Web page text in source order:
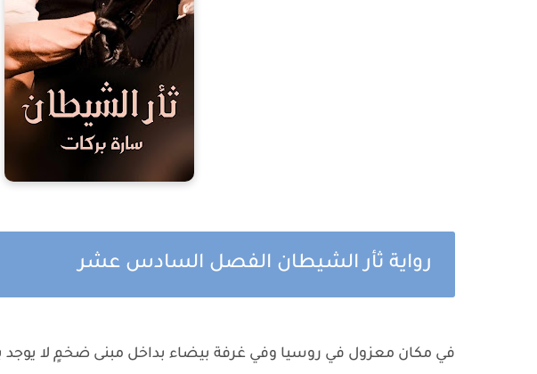
رواية ثأر الشيطان الفصل السادس عشر
في مكان معزول في روسيا وفي غرفة بيضاء بداخل مبنى ضخمٍ لا يوجد